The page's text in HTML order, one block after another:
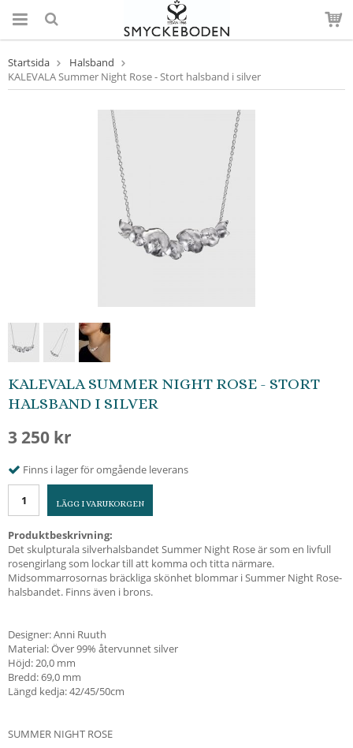
Startsida
Halsband
KALEVALA Summer Night Rose - Stort halsband i silver
KALEVALA SUMMER NIGHT ROSE - STORT
HALSBAND I SILVER
3 250 kr
Finns i lager för omgående leverans
LÄGG I VARUKORGEN
Produktbeskrivning:
Det skulpturala silverhalsbandet Summer Night Rose är som en livfull
rosengirlang som lockar till att komma och titta närmare.
Midsommarrosornas bräckliga skönhet blommar i Summer Night Rose-
halsbandet. Finns även i brons.
Designer: Anni Ruuth
Material: Över 99% återvunnet silver
Höjd: 20,0 mm
Bredd: 69,0 mm
Längd kedja: 42/45/50cm
SUMMER NIGHT ROSE